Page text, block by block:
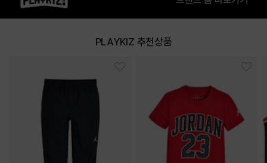
PLAYKIZ 추천상품